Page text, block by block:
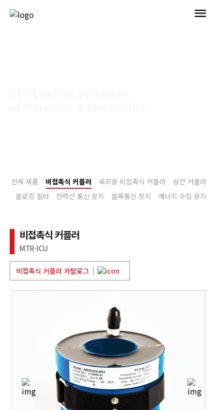
menu
전체 제품 비접촉식 커플러 옥외용 비접촉식 커플러
상간 커플러
블로킹 필터
전력선 통신 장치 블록통신 장치 에너지 수집 장치
비접촉식 커플러
MTR-ICU
비접촉식 커플러 카탈로그